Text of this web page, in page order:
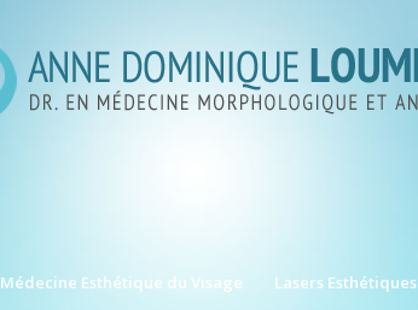
Médecine Esthétique du Visage Lasers Esthétiques